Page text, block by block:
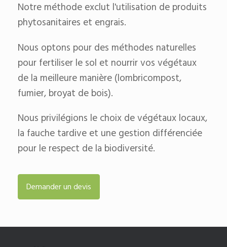
Notre méthode exclut l'utilisation de produits
phytosanitaires et engrais.
Nous optons pour des méthodes naturelles
pour fertiliser le sol et nourrir vos végétaux
de la meilleure manière (lombricompost,
fumier, broyat de bois).
Nous privilégions le choix de végétaux locaux,
la fauche tardive et une gestion différenciée
pour le respect de la biodiversité.
Demander un devis